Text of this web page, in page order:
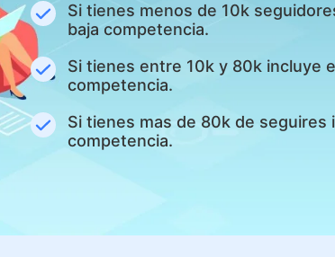
Si tienes menos de 10k
baja competencia.
Si tienes entre 10k y 80k incluye
competencia.
Si tienes mas de 80k de seguires
competencia.